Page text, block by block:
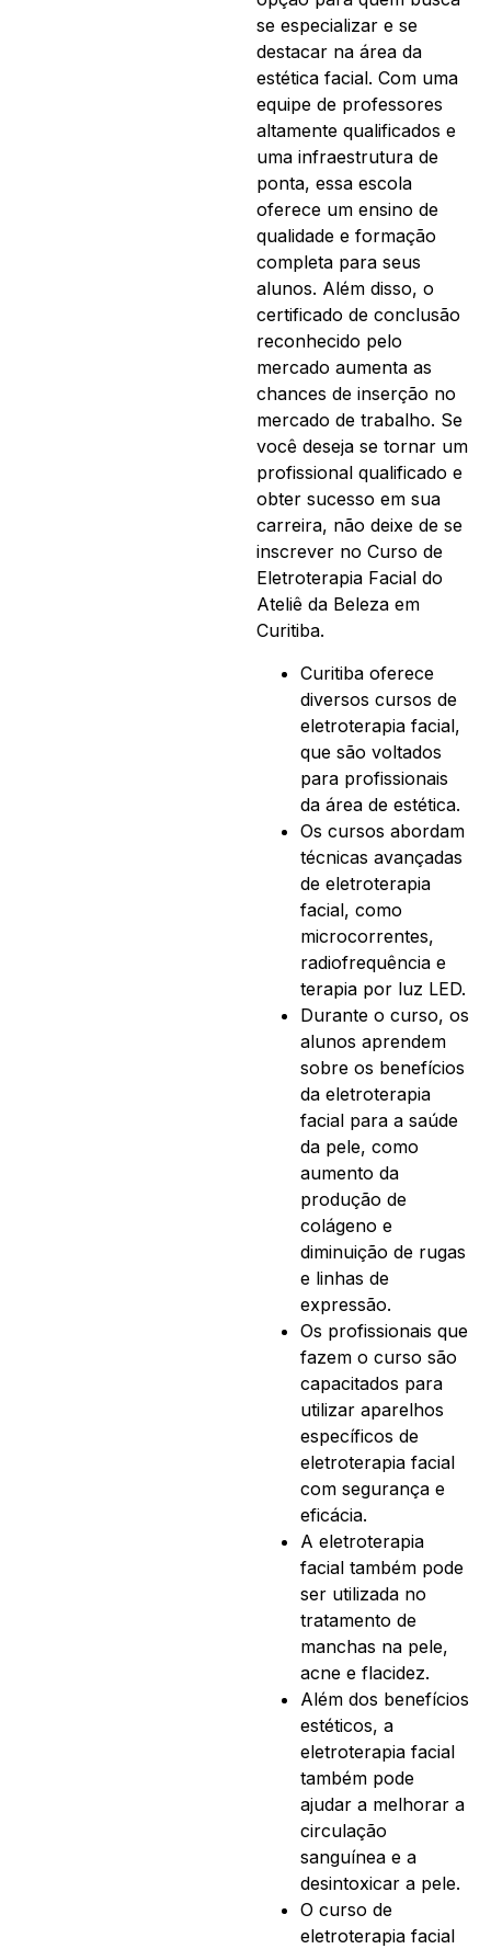
se especializar e se
destacar na área da
estética facial. Com uma
equipe de professores
altamente qualificados e
uma infraestrutura de
ponta, essa escola
oferece um ensino de
qualidade e formação
completa para seus
alunos. Além disso, o
certificado de conclusão
reconhecido pelo
mercado aumenta as
chances de inserção no
mercado de trabalho. Se
você deseja se tornar um
profissional qualificado e
obter sucesso em sua
carreira, não deixe de se
inscrever no Curso de
Eletroterapia Facial do
Ateliê da Beleza em
Curitiba.
Curitiba oferece
diversos cursos de
eletroterapia facial,
que são voltados
para profissionais
da área de estética.
Os cursos abordam
técnicas avançadas
de eletroterapia
facial, como
microcorrentes,
radiofrequência e
terapia por luz LED.
Durante o curso, os
alunos aprendem
sobre os benefícios
da eletroterapia
facial para a saúde
da pele, como
aumento da
produção de
colágeno e
diminuição de rugas
e linhas de
expressão.
Os profissionais que
fazem o curso são
capacitados para
utilizar aparelhos
específicos de
eletroterapia facial
com segurança e
eficácia.
A eletroterapia
facial também pode
ser utilizada no
tratamento de
manchas na pele,
acne e flacidez.
Além dos benefícios
estéticos, a
eletroterapia facial
também pode
ajudar a melhorar a
circulação
sanguínea e a
desintoxicar a pele.
O curso de
eletroterapia facial